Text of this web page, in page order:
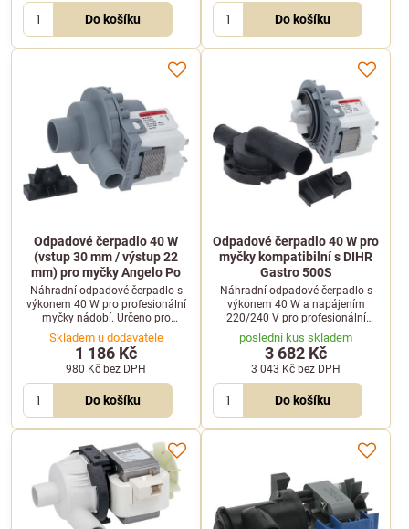
Do košíku Do košíku
Odpadové čerpadlo 40 W
(vstup 30 mm / výstup 22
mm) pro myčky Angelo Po
Náhradní odpadové čerpadlo s
výkonem 40 W pro profesionální
myčky nádobí. Určeno pro
vybrané modely Angelo Po, jako
jsou KE70, KE130 nebo KE560.
Skladem u dodavatele
1 186 Kč
980 Kč bez DPH
Do košíku
Odpadové čerpadlo 40 W pro
myčky kompatibilní s DIHR
Gastro 500S
Náhradní odpadové čerpadlo s
výkonem 40 W a napájením
220/240 V pro profesionální
myčky. Určeno pro modely DIHR
Gastro 500S. Vstup 30 mm,
výstup 22 mm.
poslední kus skladem
3 682 Kč
3 043 Kč bez DPH
Do košíku